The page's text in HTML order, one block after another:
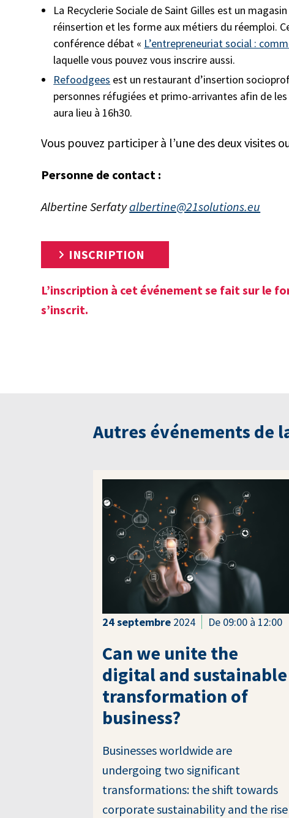
La Recyclerie Sociale de Saint Gilles est un
réinsertion et les forme aux métiers du réemploi.
conférence débat « L’entrepreneuriat social :
laquelle vous pouvez vous inscrire aussi.
Refoodgees est un restaurant d’insertion
personnes réfugiées et primo-arrivantes afin de
aura lieu à 16h30.
Vous pouvez participer à l’une des deux visites
Personne de contact :
Albertine Serfatyalbertine@21solutions.eu
INSCRIPTION
L’inscription à cet événement se fait sur le
s’inscrit.
Autres événements de
24septembre2024 De 09:00 à 12:00
Can we unite the
digital and sustainable
transformation of
business?
Businesses worldwide are
undergoing two significant
transformations: the shift towards
corporate sustainability and the rise